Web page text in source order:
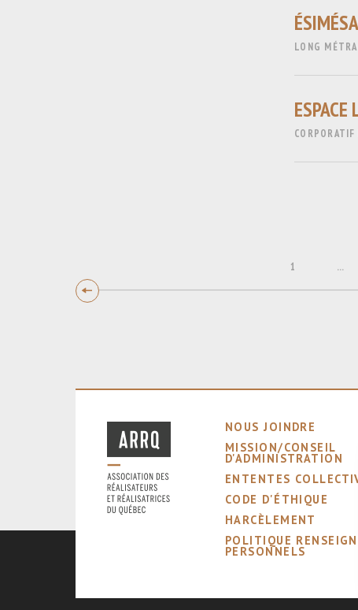
LONG
ESPACE
CORPORATIF
1 ...
NOUS JOINDRE
MISSION/CONSEIL
D'ADMINISTRATION
ENTENTES
CODE D'ÉTHIQUE
HARCÈLEMENT
POLITIQUE
PERSONNELS